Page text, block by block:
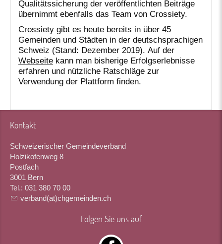
Qualitätssicherung der veröffentlichten Beiträge
übernimmt ebenfalls das Team von Crossiety.
Crossiety gibt es heute bereits in über 45
Gemeinden und Städten in der deutschsprachigen
Schweiz (Stand: Dezember 2019). Auf der
Webseite kann man bisherige Erfolgserlebnisse
erfahren und nützliche Ratschläge zur
Verwendung der Plattform finden.
Kontakt
Schweizerischer Gemeindeverband
Holzikofenweg 8
Postfach
3001 Bern
Tel.: 031 380 70 00
verband(at)chgemeinden.ch
Folgen Sie uns auf